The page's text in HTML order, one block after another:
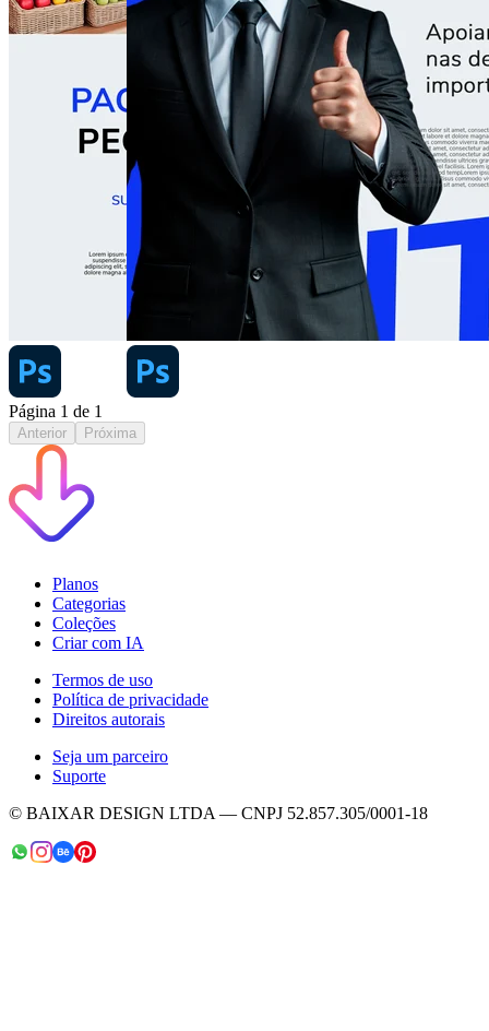
Página 1 de 1
Anterior Próxima
Planos
Categorias
Coleções
Criar com IA
Termos de uso
Política de privacidade
Direitos autorais
Seja um parceiro
Suporte
© BAIXAR DESIGN LTDA — CNPJ 52.857.305/0001-18